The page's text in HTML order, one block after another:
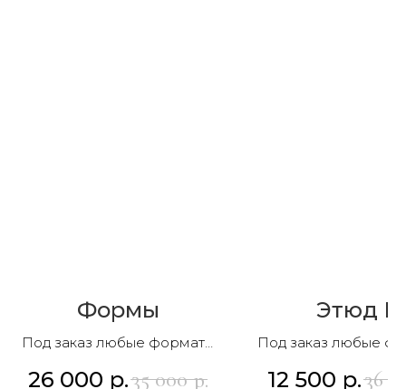
Формы
Под заказ любые форматы
26 000 р.35 000 р.
Этюд I
Под заказ любые
12 500 р.36